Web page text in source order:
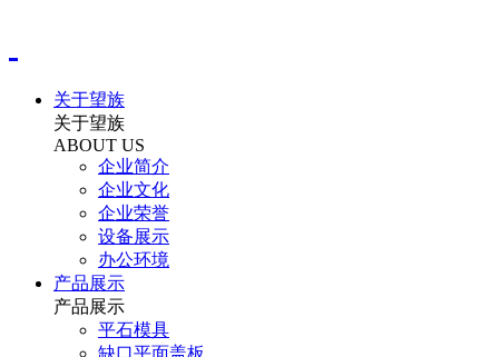
关于望族
关于望族
ABOUT US
企业简介
企业文化
企业荣誉
设备展示
办公环境
产品展示
产品展示
平石模具
缺口平面盖板